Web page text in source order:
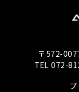
〒572-
TEL 072-